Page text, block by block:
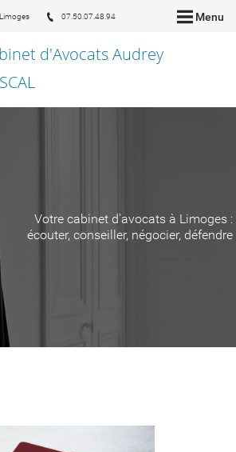
Menu
d'Avocats Audrey
07.50.07.48.94
Votre cabinet d'avocats à Limoges :
écouter, conseiller, négocier, défendre